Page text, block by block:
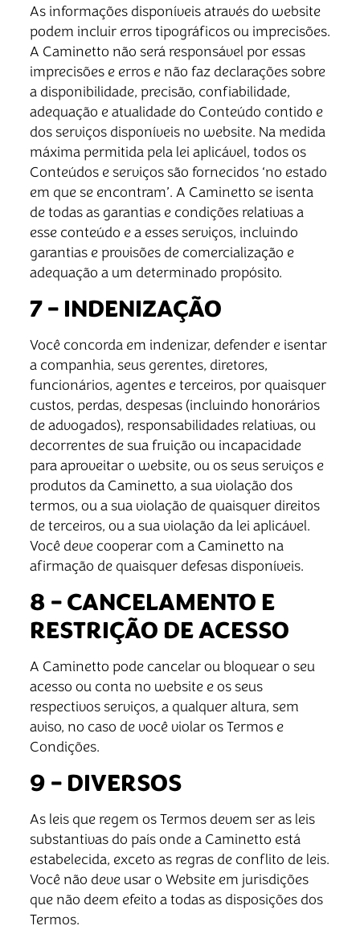
As informações disponíveis através do website
podem incluir erros tipográficos ou imprecisões.
A Caminetto não será responsável por essas
imprecisões e erros e não faz declarações sobre
a disponibilidade, precisão, confiabilidade,
adequação e atualidade do Conteúdo contido e
dos serviços disponíveis no website. Na medida
máxima permitida pela lei aplicável, todos os
Conteúdos e serviços são fornecidos ‘no estado
em que se encontram’. A Caminetto se isenta
de todas as garantias e condições relativas a
esse conteúdo e a esses serviços, incluindo
garantias e provisões de comercialização e
adequação a um determinado propósito.
7 – INDENIZAÇÃO
Você concorda em indenizar, defender e isentar
a companhia, seus gerentes, diretores,
funcionários, agentes e terceiros, por quaisquer
custos, perdas, despesas (incluindo honorários
de advogados), responsabilidades relativas, ou
decorrentes de sua fruição ou incapacidade
para aproveitar o website, ou os seus serviços e
produtos da Caminetto, a sua violação dos
termos, ou a sua violação de quaisquer direitos
de terceiros, ou a sua violação da lei aplicável.
Você deve cooperar com a Caminetto na
afirmação de quaisquer defesas disponíveis.
8 – CANCELAMENTO E
RESTRIÇÃO DE ACESSO
A Caminetto pode cancelar ou bloquear o seu
acesso ou conta no website e os seus
respectivos serviços, a qualquer altura, sem
aviso, no caso de você violar os Termos e
Condições.
9 – DIVERSOS
As leis que regem os Termos devem ser as leis
substantivas do país onde a Caminetto está
estabelecida, exceto as regras de conflito de leis.
Você não deve usar o Website em jurisdições
que não deem efeito a todas as disposições dos
Termos.